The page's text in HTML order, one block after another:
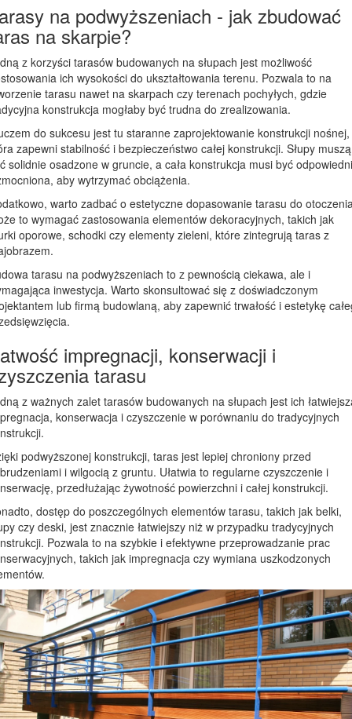
na podwyższeniach - jak zbudować
na skarpie?
z korzyści tarasów budowanych na słupach jest możliwość
ich wysokości do ukształtowania terenu. Pozwala to na
tarasu nawet na skarpach czy terenach pochyłych, gdzie
konstrukcja mogłaby być trudna do zrealizowania.
do sukcesu jest tu staranne zaprojektowanie konstrukcji nośnej,
zapewni stabilność i bezpieczeństwo całej konstrukcji. Słupy muszą
solidnie osadzone w gruncie, a cała konstrukcja musi być
aby wytrzymać obciążenia.
warto zadbać o estetyczne dopasowanie tarasu do
to wymagać zastosowania elementów dekoracyjnych, takich jak
oporowe, schodki czy elementy zieleni, które zintegrują taras z
tarasu na podwyższeniach to z pewnością ciekawa, ale i
inwestycja. Warto skonsultować się z doświadczonym
lub firmą budowlaną, aby zapewnić trwałość i estetykę
impregnacji, konserwacji i
tarasu
z ważnych zalet tarasów budowanych na słupach jest ich
konserwacja i czyszczenie w porównaniu do tradycyjnych
podwyższonej konstrukcji, taras jest lepiej chroniony przed
i wilgocią z gruntu. Ułatwia to regularne czyszczenie i
przedłużając żywotność powierzchni i całej konstrukcji.
dostęp do poszczególnych elementów tarasu, takich jak belki,
czy deski, jest znacznie łatwiejszy niż w przypadku tradycyjnych
Pozwala to na szybkie i efektywne przeprowadzanie prac
takich jak impregnacja czy wymiana uszkodzonych